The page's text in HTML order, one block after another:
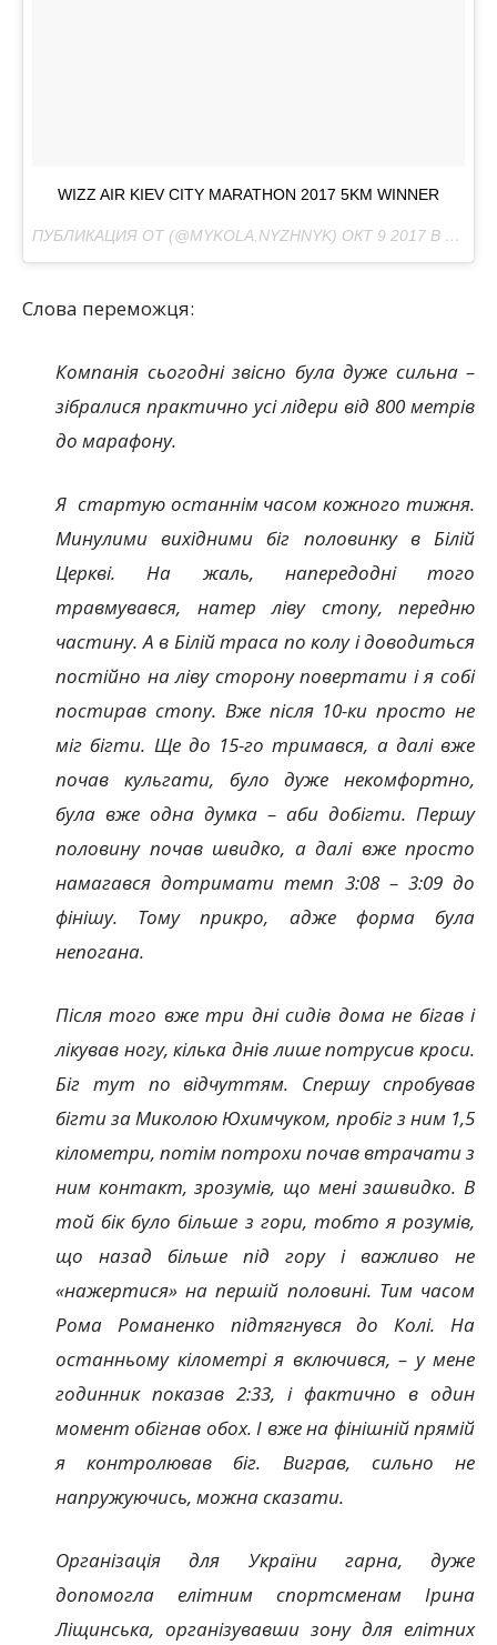
WIZZ AIR KIEV CITY MARATHON 2017 5KM WINNER
ПУБЛИКАЦИЯ ОТ (@MYKOLA.NYZHNYK) ОКТ 9 2017 В 12:23 PDT
Слова переможця:
Компанія сьогодні звісно була дуже сильна –
зібралися практично усі лідери від 800 метрів
до марафону.
Я стартую останнім часом кожного тижня.
Минулими вихідними біг половинку в Білій
Церкві. На жаль, напередодні того
травмувався, натер ліву стопу, передню
частину. А в Білій траса по колу і доводиться
постійно на ліву сторону повертати і я собі
постирав стопу. Вже після 10-ки просто не
міг бігти. Ще до 15-го тримався, а далі вже
почав кульгати, було дуже некомфортно,
була вже одна думка – аби добігти. Першу
половину почав швидко, а далі вже просто
намагався дотримати темп 3:08 – 3:09 до
фінішу. Тому прикро, адже форма була
непогана.
Після того вже три дні сидів дома не бігав і
лікував ногу, кілька днів лише потрусив кроси.
Біг тут по відчуттям. Спершу спробував
бігти за Миколою Юхимчуком, пробіг з ним 1,5
кілометри, потім потрохи почав втрачати з
ним контакт, зрозумів, що мені зашвидко. В
той бік було більше з гори, тобто я розумів,
що назад більше під гору і важливо не
«нажертися» на першій половині. Тим часом
Рома Романенко підтягнувся до Колі. На
останньому кілометрі я включився, – у мене
годинник показав 2:33, і фактично в один
момент обігнав обох. І вже на фінішній прямій
я контролював біг. Виграв, сильно не
напружуючись, можна сказати.
Організація для України гарна, дуже
допомогла елітним спортсменам Ірина
Ліщинська, організувавши зону для елітних